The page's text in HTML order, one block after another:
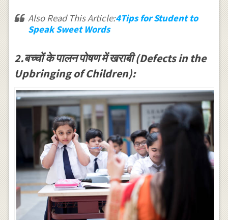
Also Read This Article:4Tips for Student to
Speak Sweet Words
2.बच्चों के पालन पोषण में खराबी (Defects in the
Upbringing of Children):